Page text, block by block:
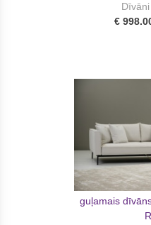
€
guļamais